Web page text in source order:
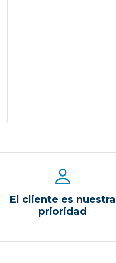
El cliente es nuestra
prioridad